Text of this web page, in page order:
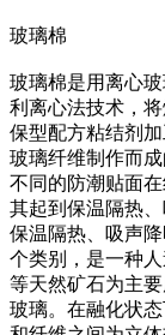
玻璃棉
玻璃棉是用离心
利离心法技术，
保型配方粘结剂
玻璃纤维制作而
不同的防潮贴面
其起到保温隔热
保温隔热、吸声
个类别，是一种
等天然矿石为主
玻璃。在融化状